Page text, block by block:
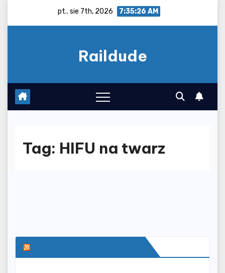
pt.. sie 7th, 2026 7:35:26 AM
Raildude
Tag: HIFU na twarz